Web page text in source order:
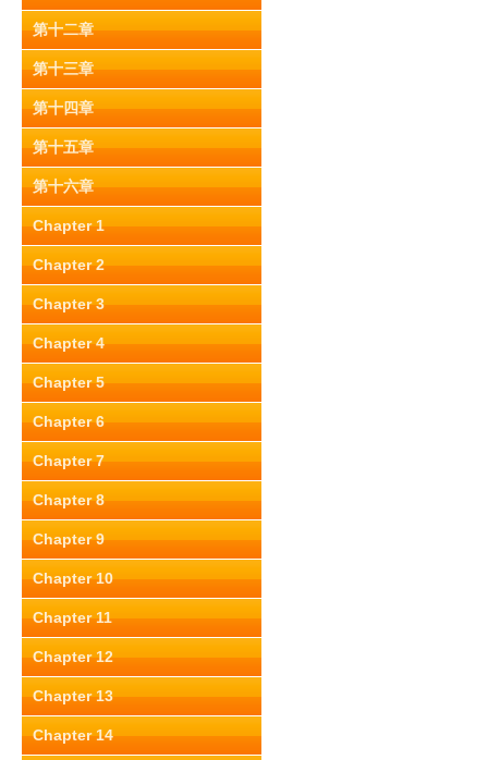
第十二章
第十三章
第十四章
第十五章
第十六章
Chapter 1
Chapter 2
Chapter 3
Chapter 4
Chapter 5
Chapter 6
Chapter 7
Chapter 8
Chapter 9
Chapter 10
Chapter 11
Chapter 12
Chapter 13
Chapter 14